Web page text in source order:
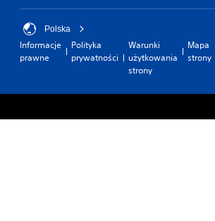
Polska
Informacje
prawne
Polityka
prywatności
Warunki
użytkowania
strony
Mapa
strony